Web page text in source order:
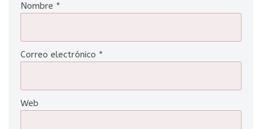
Nombre *
Correo electrónico *
Web